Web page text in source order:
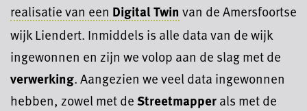
realisatie van een Digital Twin van de Amersfoortse
wijk Liendert. Inmiddels is alle data van de wijk
ingewonnen en zijn we volop aan de slag met de
verwerking. Aangezien we veel data ingewonnen
hebben, zowel met deStreetmapperals met de